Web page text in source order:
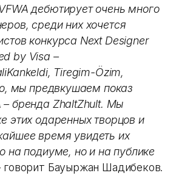
дебютирует очень много
среди них хочется
конкурса Next Designer
by Visa –
Tiregim-Özim,
мы предвкушаем показ
– бренда ZhaltZhult. Мы
этих одаренных творцов и
время увидеть их
на подиуме, но и на публике
говорит Бауыржан Шадибеков.